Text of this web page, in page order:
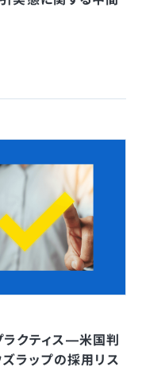
クティス—米国判
ラップの採用リス